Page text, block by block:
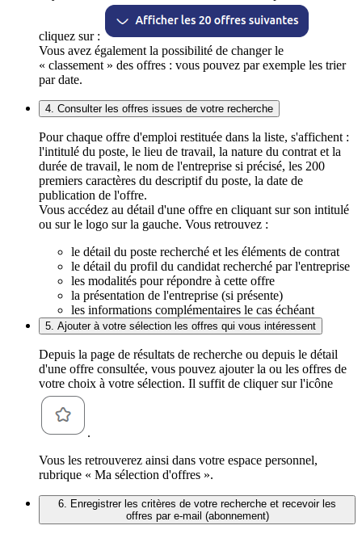
cliquez sur :
Vous avez également la possibilité de changer le
« classement » des offres : vous pouvez par exemple les trier
par date.
4. Consulter les offres issues de votre recherche
Pour chaque offre d'emploi restituée dans la liste, s'affichent :
l'intitulé du poste, le lieu de travail, la nature du contrat et la
durée de travail, le nom de l'entreprise si précisé, les 200
premiers caractères du descriptif du poste, la date de
publication de l'offre.
Vous accédez au détail d'une offre en cliquant sur son intitulé
ou sur le logo sur la gauche. Vous retrouvez :
le détail du poste recherché et les éléments de contrat
le détail du profil du candidat recherché par l'entreprise
les modalités pour répondre à cette offre
la présentation de l'entreprise (si présente)
les informations complémentaires le cas échéant
5. Ajouter à votre sélection les offres qui vous intéressent
Depuis la page de résultats de recherche ou depuis le détail
d'une offre consultée, vous pouvez ajouter la ou les offres de
votre choix à votre sélection. Il suffit de cliquer sur l'icône
.
Vous les retrouverez ainsi dans votre espace personnel,
rubrique « Ma sélection d'offres ».
6. Enregistrer les critères de votre recherche et recevoir les
offres par e-mail (abonnement)